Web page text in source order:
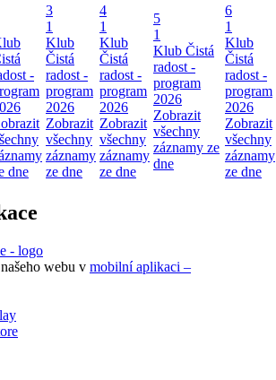
-
dne
3
1
Klub
Čistá
radost -
program
2026
Zobrazit
všechny
záznamy
ze dne
4
1
Klub
Čistá
radost -
program
2026
Zobrazit
všechny
záznamy
ze dne
5
1
Klub Čistá
radost -
program
2026
Zobrazit
všechny
záznamy ze
dne
6
1
Klub
Čistá
radost -
program
2026
Zobrazit
všechny
záznamy
ze dne
webu v mobilní aplikaci –